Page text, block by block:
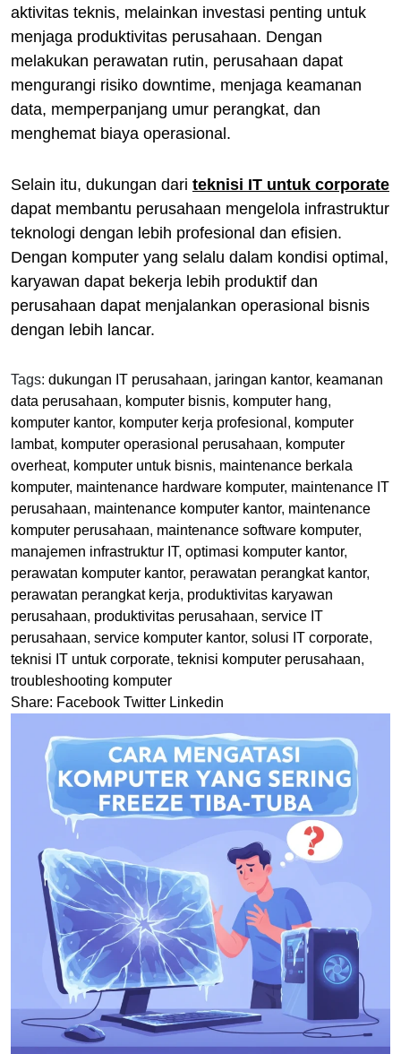
aktivitas teknis, melainkan investasi penting untuk
menjaga produktivitas perusahaan. Dengan
melakukan perawatan rutin, perusahaan dapat
mengurangi risiko downtime, menjaga keamanan
data, memperpanjang umur perangkat, dan
menghemat biaya operasional.
Selain itu, dukungan dari teknisi IT untuk corporate
dapat membantu perusahaan mengelola infrastruktur
teknologi dengan lebih profesional dan efisien.
Dengan komputer yang selalu dalam kondisi optimal,
karyawan dapat bekerja lebih produktif dan
perusahaan dapat menjalankan operasional bisnis
dengan lebih lancar.
Tags: dukungan IT perusahaan, jaringan kantor, keamanan
data perusahaan, komputer bisnis, komputer hang,
komputer kantor, komputer kerja profesional , komputer
lambat, komputer operasional perusahaan, komputer
overheat, komputer untuk bisnis, maintenance berkala
komputer, maintenance hardware komputer, maintenance IT
perusahaan, maintenance komputer kantor, maintenance
komputer perusahaan, maintenance software komputer,
manajemen infrastruktur IT, optimasi komputer kantor,
perawatan komputer kantor, perawatan perangkat kantor,
perawatan perangkat kerja, produktivitas karyawan
perusahaan, produktivitas perusahaan, service IT
perusahaan, service komputer kantor, solusi IT corporate,
teknisi IT untuk corporate, teknisi komputer perusahaan,
troubleshooting komputer
Share: Facebook Twitter Linkedin